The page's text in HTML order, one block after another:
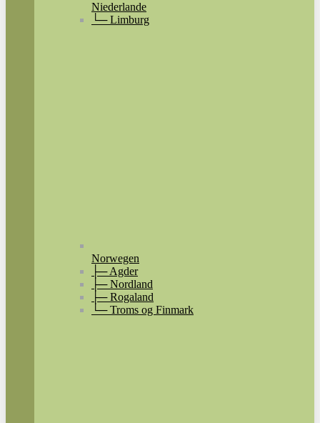
Niederlande
└─ Limburg
Norwegen
├─ Agder
├─ Nordland
├─ Rogaland
└─ Troms og Finmark